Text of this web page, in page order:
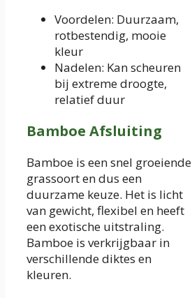
Voordelen: Duurzaam,
rotbestendig, mooie
kleur
Nadelen: Kan scheuren
bij extreme droogte,
relatief duur
Bamboe Afsluiting
Bamboe is een snel groeiende
grassoort en dus een
duurzame keuze. Het is licht
van gewicht, flexibel en heeft
een exotische uitstraling.
Bamboe is verkrijgbaar in
verschillende diktes en
kleuren.